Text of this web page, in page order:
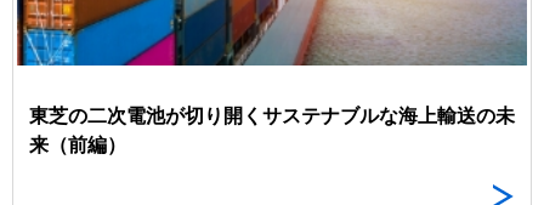
東芝の二次電池が切り開くサステナブルな海上輸送の未
来（前編）